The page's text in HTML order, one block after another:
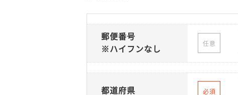
郵便番号
※ハイフンなし
任意
都道府県 必須